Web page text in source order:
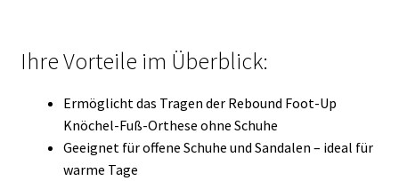
Ihre Vorteile im Überblick:
Ermöglicht das Tragen der Rebound Foot-Up
Knöchel-Fuß-Orthese ohne Schuhe
Geeignet für offene Schuhe und Sandalen – ideal für
warme Tage